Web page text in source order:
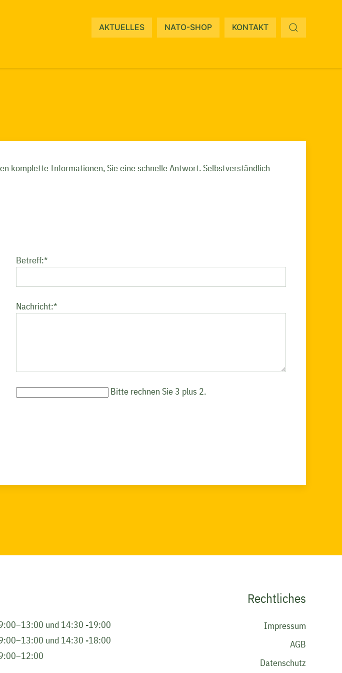
Navigation
überspringen
AKTUELLES NATO-SHOP KONTAKT
komplette Informationen, Sie eine schnelle Antwort. Selbstverständlich
Pflichtfeld
Betreff:*
Pflichtfeld
Nachricht:*
Bitte rechnen Sie 3 plus 2.
und 14:30 -19:00
und 14:30 -18:00
Rechtliches
Impressum
AGB
Datenschutz